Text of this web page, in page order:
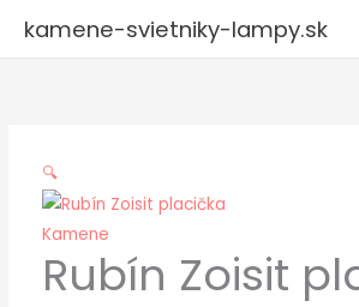
kamene-svietniky-lampy.sk
🔍
Kamene
Rubín Zoisit
placička